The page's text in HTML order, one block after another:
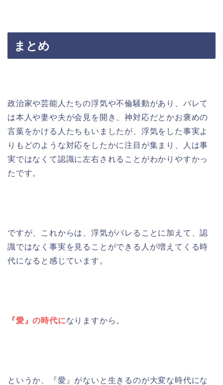
まとめ
政治家や芸能人たちの浮気や不倫騒動があり、バレて
は本人や妻や夫が会見を開き、神対応だとかお褒めの
言葉をかける人たちもいましたが、浮気をした事実よ
りもどのような対応をしたかに注目が集まり、人は事
実ではなくて認識に左右されることがわかりやすかっ
たです。
ですが、これからは、浮気がバレることに加えて、認
識ではなく事実を見ることができる人が増えてくる時
代になると感じています。
『愛』の時代になりますから。
というか、『愛』がないと生きるのが大変な時代にな